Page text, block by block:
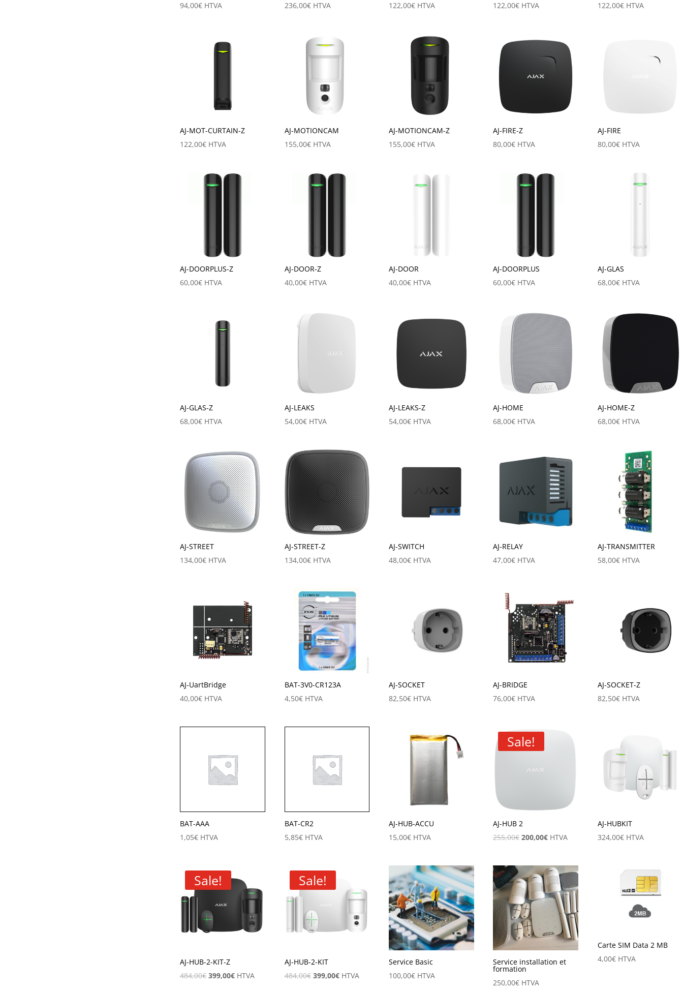
94,00€ HTVA
236,00€ HTVA
122,00€ HTVA
122,00€ HTVA
122,00€ HTVA
AJ-MOT-CURTAIN-Z
122,00€ HTVA
AJ-MOTIONCAM
155,00€ HTVA
AJ-MOTIONCAM-Z
155,00€ HTVA
AJ-FIRE-Z
80,00€ HTVA
AJ-FIRE
80,00€ HTVA
AJ-DOORPLUS-Z
60,00€ HTVA
AJ-DOOR-Z
40,00€ HTVA
AJ-DOOR
40,00€ HTVA
AJ-DOORPLUS
60,00€ HTVA
AJ-GLAS
68,00€ HTVA
AJ-GLAS-Z
68,00€ HTVA
AJ-LEAKS
54,00€ HTVA
AJ-LEAKS-Z
54,00€ HTVA
AJ-HOME
68,00€ HTVA
AJ-HOME-Z
68,00€ HTVA
AJ-STREET
134,00€ HTVA
AJ-STREET-Z
134,00€ HTVA
AJ-SWITCH
48,00€ HTVA
AJ-RELAY
47,00€ HTVA
AJ-TRANSMITTER
58,00€ HTVA
AJ-UartBridge
40,00€ HTVA
BAT-3V0-CR123A
4,50€ HTVA
AJ-SOCKET
82,50€ HTVA
AJ-BRIDGE
76,00€ HTVA
AJ-SOCKET-Z
82,50€ HTVA
BAT-AAA
1,05€ HTVA
BAT-CR2
5,85€ HTVA
AJ-HUB-ACCU
15,00€ HTVA
Sale!
AJ-HUB 2
255,00€ 200,00€ HTVA
AJ-HUBKIT
324,00€ HTVA
Sale!
AJ-HUB-2-KIT-Z
484,00€ 399,00€ HTVA
Sale!
AJ-HUB-2-KIT
484,00€ 399,00€ HTVA
Service Basic
100,00€ HTVA
Service installation et
formation
250,00€ HTVA
Carte SIM Data 2 MB
4,00€ HTVA